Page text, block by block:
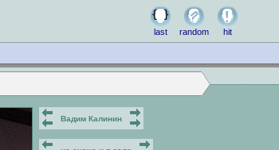
last random hit
Вадим Калинин